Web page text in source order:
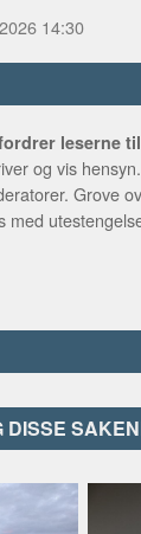
14:30
leserne
og vis
Grove
med
DISSE